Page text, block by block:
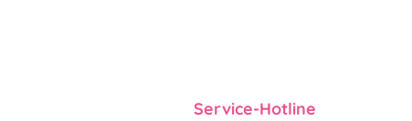
Service-Hotline